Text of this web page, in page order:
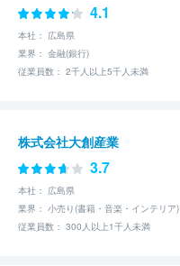
4.1
本社： 広島県
業界： 金融(銀行)
従業員数： 2千人以上5千人未満
株式会社大創産業
3.7
本社： 広島県
業界： 小売り(書籍・音楽・インテリア)
従業員数： 300人以上1千人未満